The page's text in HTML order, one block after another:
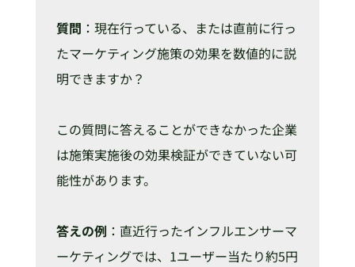
質問 ：現在行っている、または直前に行っ
たマーケティング施策の効果を数値的に説
明できますか？
この質問に答えることができなかった企業
は施策実施後の効果検証ができていない可
能性があります。
答えの例 ：直近行ったインフルエンサーマ
ーケティングでは、1ユーザー当たり約5円